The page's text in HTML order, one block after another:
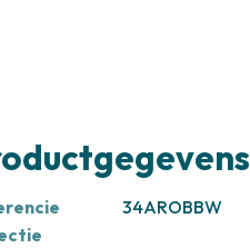
34AROBBW